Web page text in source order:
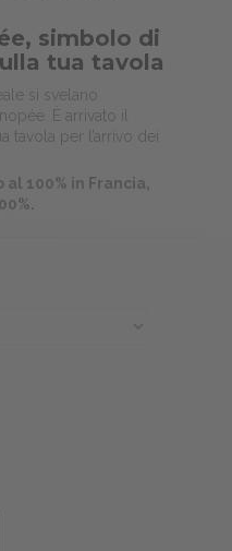
simbolo di
tua tavola
si svelano
È arrivato il
tavola per l’arrivo dei
100% in Francia,